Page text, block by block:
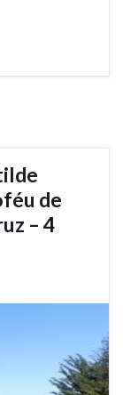
de
– 4